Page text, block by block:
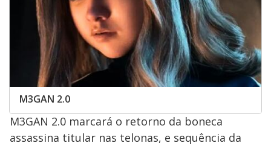
M3GAN 2.0
M3GAN 2.0 marcará o retorno da boneca
assassina titular nas telonas, e sequência da